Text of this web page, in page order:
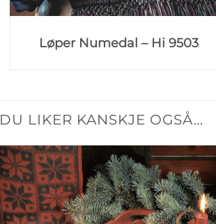
Løper Numedal – Hi 9503
DU LIKER KANSKJE OGSÅ…